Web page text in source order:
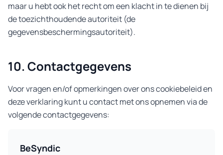
maar u hebt ook het recht om een klacht in te dienen bij
de toezichthoudende autoriteit (de
gegevensbeschermingsautoriteit).
10. Contactgegevens
Voor vragen en/of opmerkingen over ons cookiebeleid en
deze verklaring kunt u contact met ons opnemen via de
volgende contactgegevens:
BeSyndic